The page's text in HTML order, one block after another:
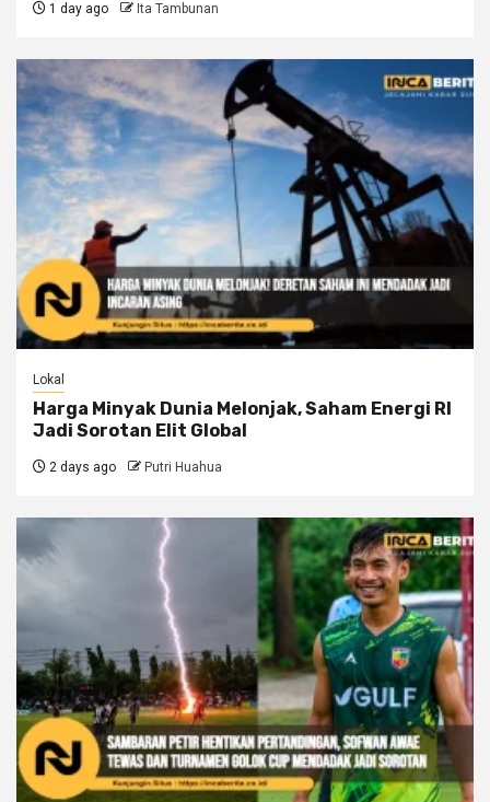
1 day ago Ita Tambunan
Lokal
Harga Minyak Dunia Melonjak, Saham Energi RI
Jadi Sorotan Elit Global
2 days ago Putri Huahua